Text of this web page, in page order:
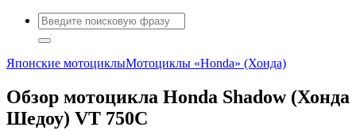
Японские мотоциклыМотоциклы «Honda» (Хонда)
Обзор мотоцикла Honda Shadow (Хонда
Шедоу) VT 750C